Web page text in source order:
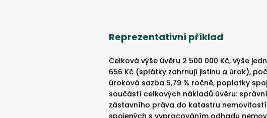
Reprezentativní příklad
Celková výše úvěru 2 500 000 Kč, výše
656 Kč (splátky zahrnují jistinu a úrok),
úroková sazba 5,79 % ročně, poplatky
součástí celkových nákladů úvěru:
zástavního práva do katastru
spojených s vypracováním odhadu